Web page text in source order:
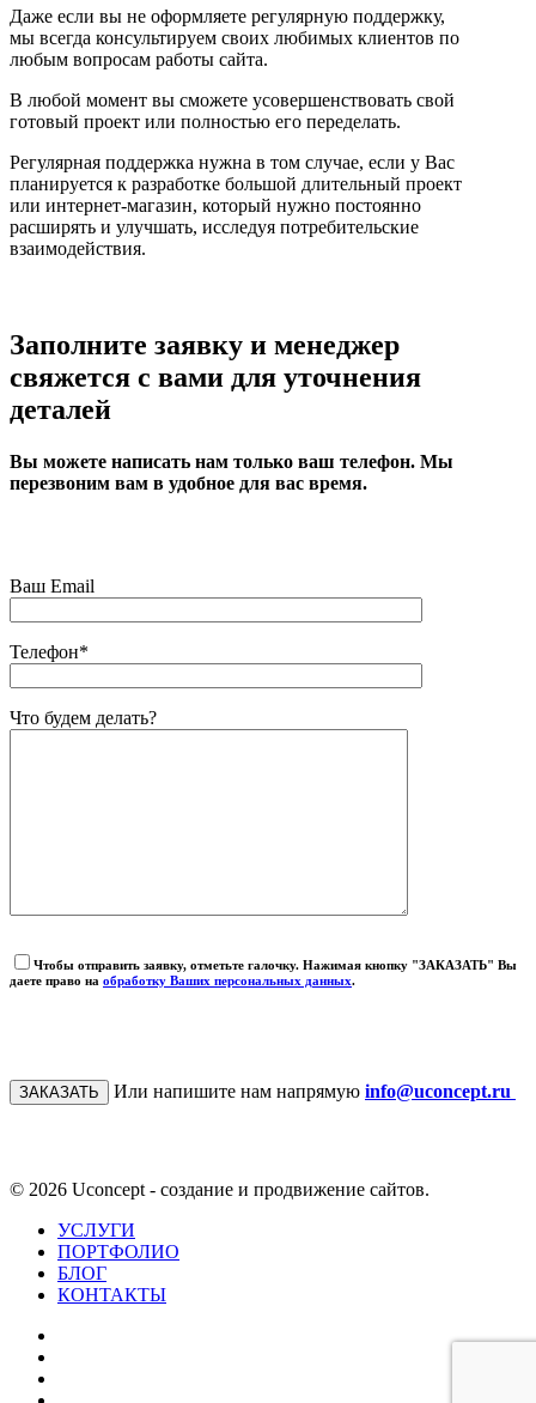
Даже если вы не оформляете регулярную поддержку,
мы всегда консультируем своих любимых клиентов по
любым вопросам работы сайта.
В любой момент вы сможете усовершенствовать свой
готовый проект или полностью его переделать.
Регулярная поддержка нужна в том случае, если у Вас
планируется к разработке большой длительный проект
или интернет-магазин, который нужно постоянно
расширять и улучшать, исследуя потребительские
взаимодействия.
Заполните заявку и менеджер
свяжется с вами для уточнения
деталей
Вы можете написать нам только ваш телефон. Мы
перезвоним вам в удобное для вас время.
Ваш Email
Телефон*
Что будем делать?
Чтобы отправить заявку, отметьте галочку. Нажимая кнопку "ЗАКАЗАТЬ" Вы
даете право на обработку Ваших персональных данных.
Или напишите нам напрямую info@uconcept.ru
© 2026 Uconcept - создание и продвижение сайтов.
УСЛУГИ
ПОРТФОЛИО
БЛОГ
КОНТАКТЫ